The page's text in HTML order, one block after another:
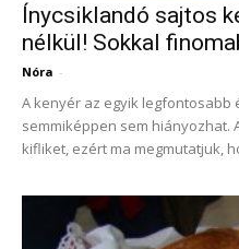
Ínycsiklandó sajtos
nélkül! Sokkal
Nóra -
A kenyér az egyik
semmiképpen sem hiányozhat.
kifliket, ezért ma megmutatjuk,